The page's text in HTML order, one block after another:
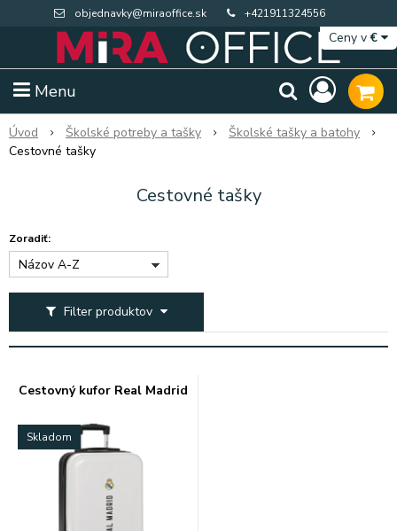
objednavky@miraoffice.sk +421911324556
Menu
Ceny v€
Extra výpredaj zásob Výpredaj BTS
Úvod Školské potreby a tašky
Školské tašky a batohy
Cestovné tašky
Cestovné tašky
Filter produktov
Zoradiť:
Názov A-Z
Cestovný kufor Real Madrid
Skladom